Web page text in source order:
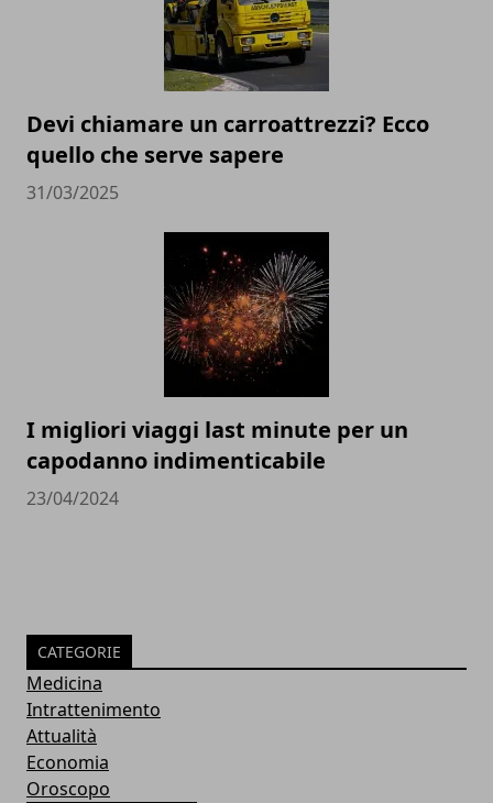
Devi chiamare un carroattrezzi? Ecco
quello che serve sapere
31/03/2025
I migliori viaggi last minute per un
capodanno indimenticabile
23/04/2024
CATEGORIE
Medicina
Intrattenimento
Attualità
Economia
Oroscopo